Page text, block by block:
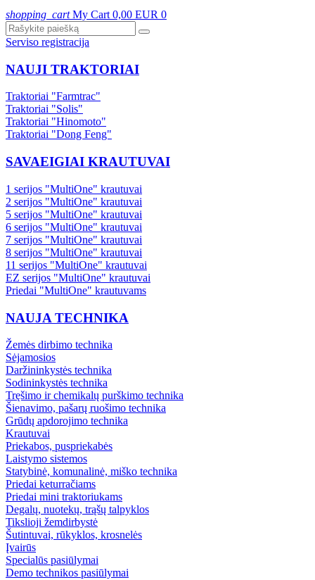
shopping_cart My Cart 0,00 EUR 0
Serviso registracija
NAUJI TRAKTORIAI
Traktoriai "Farmtrac"
Traktoriai "Solis"
Traktoriai "Hinomoto"
Traktoriai "Dong Feng"
SAVAEIGIAI KRAUTUVAI
1 serijos "MultiOne" krautuvai
2 serijos "MultiOne" krautuvai
5 serijos "MultiOne" krautuvai
6 serijos "MultiOne" krautuvai
7 serijos "MultiOne" krautuvai
8 serijos "MultiOne" krautuvai
11 serijos "MultiOne" krautuvai
EZ serijos "MultiOne" krautuvai
Priedai "MultiOne" krautuvams
NAUJA TECHNIKA
Žemės dirbimo technika
Sėjamosios
Daržininkystės technika
Sodininkystės technika
Tręšimo ir chemikalų purškimo technika
Šienavimo, pašarų ruošimo technika
Grūdų apdorojimo technika
Krautuvai
Priekabos, puspriekabės
Laistymo sistemos
Statybinė, komunalinė, miško technika
Priedai keturračiams
Priedai mini traktoriukams
Degalų, nuotekų, trąšų talpyklos
Tikslioji žemdirbystė
Šutintuvai, rūkyklos, krosnelės
Įvairūs
Specialūs pasiūlymai
Demo technikos pasiūlymai